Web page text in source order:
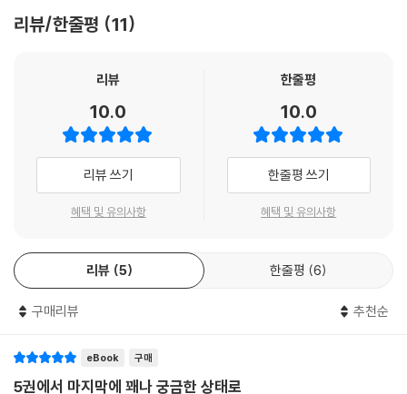
좋아하는 것과 하고 싶은 것이 많은 명랑&쾌활한 아오코와 무뚝뚝하고 말
도 없다. 그런 두 사람이 도자기를 통해 서로를 이해하고 알아가는 감정선
순정만화의 바람직한 길을 제대로 밟아가는 이 이야기를 보고 있노라면 소
멸했던 연애세포도 살아날 것만 같다.
『푸른 꽃 그릇의 숲』에서는 도자기 이야기도 제법 깊이 있게 접할 수 있다.
나가사키현의 하사미 마을에서 생산되는 도자기는 일본 내에서 하사미야
작품에서는 하사미 마을의 도자기 제작 방식과 양산 시스템을 자세하게 다
루고 있어, 평소 도자기에 대해 알고 싶었거나 좋아하는 사람이라면 아주
흥미롭게 읽을 수 있을 것이다. 또한 도자기 만드는 사람들의 열정과 애정,
직업의식 등도 엿볼 수 있어 읽고 나면 왠지 모르게 힘이 나는 기분이 든다.
드는 것이 코다마 유키 작품의 특징인데, 이번 작품은 거기에서 한 걸음 더
나아간 느낌이 든다.
리뷰/한줄평 11
리뷰
10.0
리뷰 쓰기
혜택 및 유의사항
한줄평
10.0
한줄평 쓰기
혜택 및 유의사항
리뷰 5 한줄평 6
구매리뷰 추천순
eBook 구매
5권에서 마지막에 꽤나 궁금한 상태로